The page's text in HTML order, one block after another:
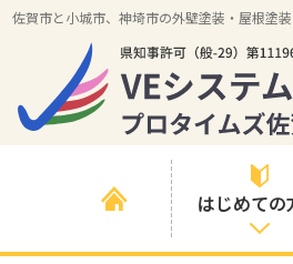
佐賀市と小城市、神埼市の外壁塗装・屋根塗
はじめての